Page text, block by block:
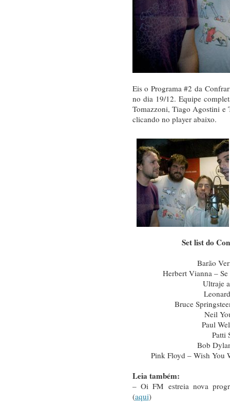
Eis o Programa #2 da
no dia 19/12. Equipe
Tomazzoni, Tiago Agostini e
clicando no player abaixo.
Set list do
Barão
Herbert Vianna –
Ultraje
Bruce
Neil
Paul
Patti
Bob
Pink Floyd – Wish You
Leia também:
– Oi FM estreia nova
(aqui)